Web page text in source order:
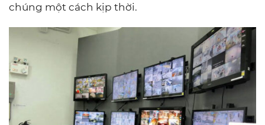
chúng một cách kịp thời.